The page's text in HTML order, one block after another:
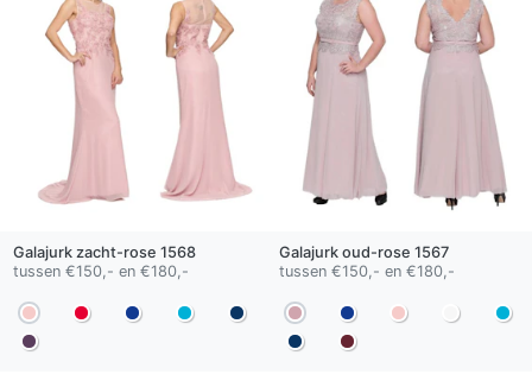
Galajurk zacht-rose 1568
tussen €150,- en €180,-
Galajurk oud-rose 1567
tussen €150,- en €180,-